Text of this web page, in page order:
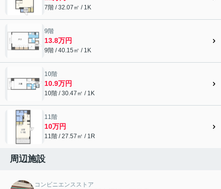
7階 / 32.07㎡ / 1K
9階
13.8万円
9階 / 40.15㎡ / 1K
10階
10.9万円
10階 / 30.47㎡ / 1K
11階
10万円
11階 / 27.57㎡ / 1R
周辺施設
コンビニエンスストア